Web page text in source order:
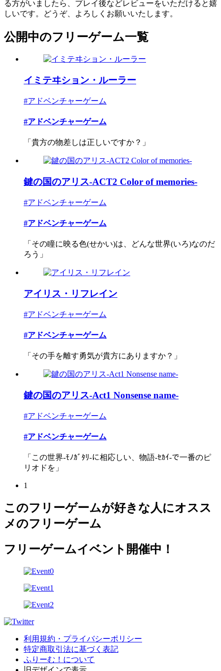
る方がいましたら、プレイ後などレビューをいただけると嬉
しいです。どうぞ、よろしくお願いいたします。
公開中のフリーゲーム一覧
イミテヰション・ルーラー
#アドベンチャーゲーム
#アドベンチャーゲーム
「貴方の物差しは正しいですか？」
鍵の国のアリス-ACT2 Color of memories-
#アドベンチャーゲーム
#アドベンチャーゲーム
「その瞳に映る色(せかい)は、どんな世界(いろ)なのだ
ろう」
アイリス・リフレイン
#アドベンチャーゲーム
#アドベンチャーゲーム
「その手を離す勇気が貴方にありますか？」
鍵の国のアリス-Act1 Nonsense name-
#アドベンチャーゲーム
#アドベンチャーゲーム
「この世界-ﾓﾉｶﾞﾀﾘ-に相応しい、物語-ｾｶｲ-で一番のピ
リオドを」
1
このフリーゲームが好きな人にオスス
メのフリーゲーム
フリーゲームイベント開催中！
利用規約・プライバシーポリシー
特定商取引法に基づく表記
ふりーむ！について